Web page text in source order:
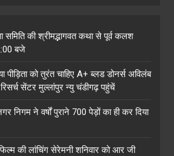
समिति की श्रीमद्भागवत कथा से पूर्व कलश
बजे
पीड़िता को तुरंत चाहिए A+ ब्लड डोनर्स अविलंब
सेंटर मुल्लांपुर न्यु चंडीगढ़ पहुंचें
निगम ने वर्षों पुराने 700 पेड़ों का ही कर दिया
की लांचिंग सेरेमनी शनिवार को आर जी